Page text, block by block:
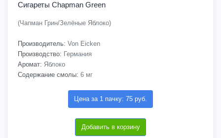
Сигареты Chapman Green
(Чапман Грин/Зелёные Яблоко)
Производитель: Von Eicken
Производство: Германия
Аромат: Яблоко
Содержание смолы: 6 мг
Цена за 1 пачку: 75 руб.
Добавить в корзину